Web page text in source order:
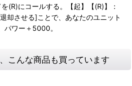
(R)にコールする。【起】【(R)】：
却させる]ことで、あなたのユニット
パワー＋5000。
こんな商品も買っています